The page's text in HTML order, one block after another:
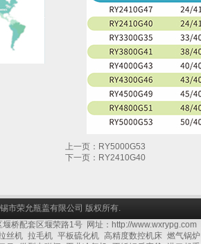
上一页：RY5000G53
下一页：RY2410G40
市荣允瓶盖有限公司 版权所有.
桥配套区堰荣路1号 网址：http://www.wxrypg.com
丝机 拉毛机 平板硫化机 高精度数控机床 燃气锅炉